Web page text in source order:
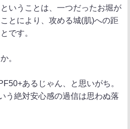
いうことは、一つだったお堀が
とにより、攻める城(肌)への距
です。
。
あるじゃん、と思いがち。
う絶対安心感の過信は思わぬ落